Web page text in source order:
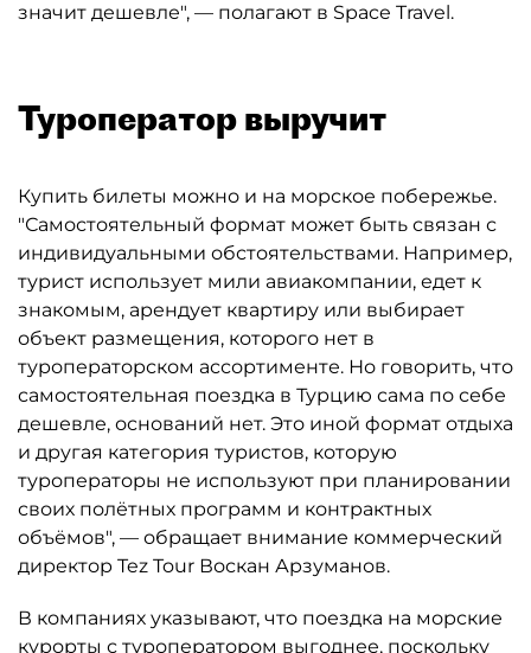
значит дешевле", — полагают в Space Travel.
Туроператор выручит
Купить билеты можно и на морское побережье.
"Самостоятельный формат может быть связан с
индивидуальными обстоятельствами. Например,
турист использует мили авиакомпании, едет к
знакомым, арендует квартиру или выбирает
объект размещения, которого нет в
туроператорском ассортименте. Но говорить, что
самостоятельная поездка в Турцию сама по себе
дешевле, оснований нет. Это иной формат отдыха
и другая категория туристов, которую
туроператоры не используют при планировании
своих полётных программ и контрактных
объёмов", — обращает внимание коммерческий
директор Tez Tour Воскан Арзуманов.
В компаниях указывают, что поездка на морские
курорты с туроператором выгоднее, поскольку